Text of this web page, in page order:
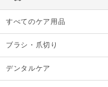
すべてのケア用品
ブラシ・爪切り
デンタルケア